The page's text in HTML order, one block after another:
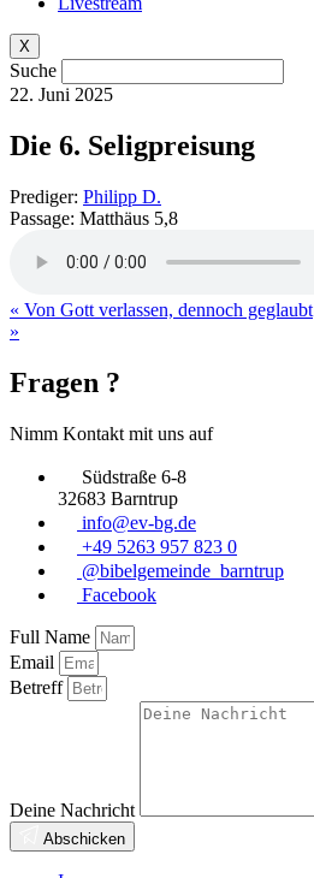
X
Suche
22. Juni 2025
Die 6. Seligpreisung
Prediger: Philipp D.
Passage: Matthäus 5,8
« Von Gott verlassen, dennoch geglaubt
»
Fragen ?
Nimm Kontakt mit uns auf
Südstraße 6-8
32683 Barntrup
info@ev-bg.de
+49 5263 957 823 0
@bibelgemeinde_barntrup
Facebook
Full Name
Email
Betreff
Deine Nachricht
Abschicken